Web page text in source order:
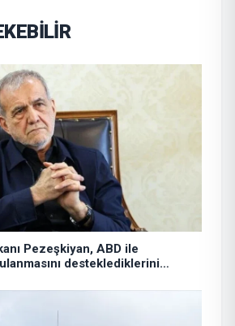
Pezeşkiyan, ABD ile
desteklediklerini